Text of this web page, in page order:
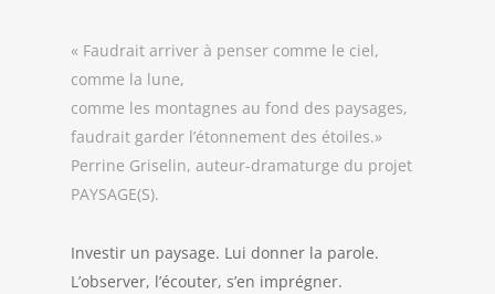
« Faudrait arriver à penser comme le ciel,
comme la lune,
comme les montagnes au fond des paysages,
faudrait garder l’étonnement des étoiles.»
Perrine Griselin, auteur-dramaturge du projet
PAYSAGE(S).
Investir un paysage. Lui donner la parole.
L’observer, l’écouter, s’en imprégner.